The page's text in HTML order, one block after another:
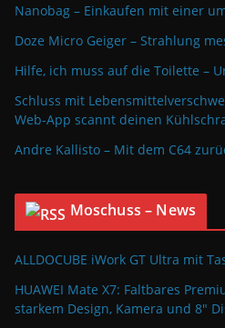
Nanobag – Einkaufen mit einer
Doze Micro Geiger – Strahlung
Hilfe, ich muss auf die Toilette –
Schluss mit
Web-App scannt deinen
Andre Kallisto – Mit dem C64
Moschuss – News
ALLDOCUBE iWork GT Ultra mit
HUAWEI Mate X7: Faltbares
starkem Design, Kamera und 8″